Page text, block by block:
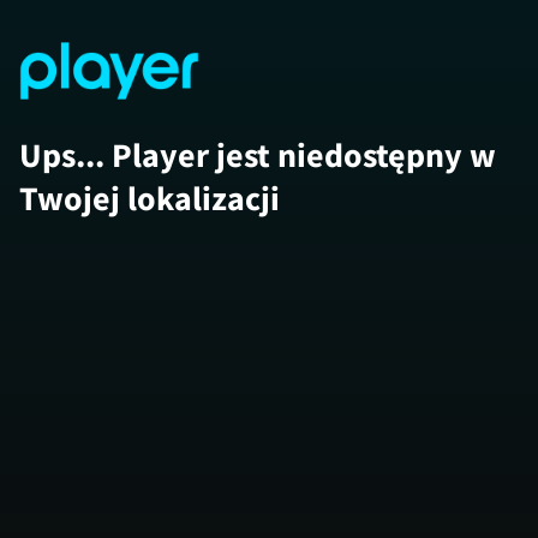
Ups... Player jest niedostępny w
Twojej lokalizacji